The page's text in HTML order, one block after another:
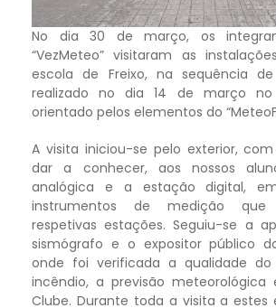
No dia 30 de março, os
“VezMeteo” visitaram as
escola de Freixo, na sequência
realizado no dia 14 de março no
orientado pelos elementos do
A visita iniciou-se pelo exterior,
dar a conhecer, aos nossos
analógica e a estação digital,
instrumentos de medição
respetivas estações. Seguiu-se a
sismógrafo e o expositor público do
onde foi verificada a qualidade
incêndio, a previsão
Clube. Durante toda a visita a estes